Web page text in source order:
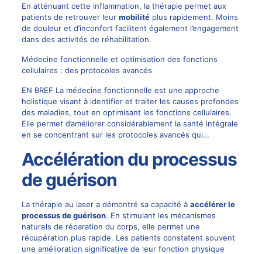
En atténuant cette inflammation, la thérapie permet aux
patients de retrouver leur mobilitéplus rapidement. Moins
de douleur et d’inconfort facilitent également l’engagement
dans des activités de réhabilitation.
Médecine fonctionnelle et optimisation des fonctions
cellulaires : des protocoles avancés
EN BREF La médecine fonctionnelle est une approche
holistique visant à identifier et traiter les causes profondes
des maladies, tout en optimisant les fonctions cellulaires.
Elle permet d’améliorer considérablement la santé intégrale
en se concentrant sur les protocoles avancés qui…
Accélération du processus
de guérison
La thérapie au laser a démontré sa capacité à accélérer le
processus de guérison. En stimulant les mécanismes
naturels de réparation du corps, elle permet une
récupération plus rapide. Les patients constatent souvent
une amélioration significative de leur fonction physique